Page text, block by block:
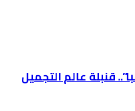
قنبلة عالم التجميل